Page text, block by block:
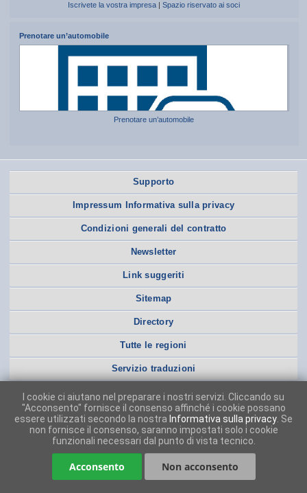
Iscrivete la vostra impresa |Spazio riservato ai soci
Prenotare un’automobile
Prenotare un’automobile
Supporto
Impressum Informativa sulla privacy
Condizioni generali del contratto
Newsletter
Link suggeriti
Sitemap
Directory
Tutte le regioni
Servizio traduzioni
I cookie ci aiutano nel preparare i nostri servizi. Cliccando su
"Acconsento" fornisce il consenso affinché i cookie possano
essere utilizzati secondo la nostra Informativa sulla privacy . Se
non fornisce il consenso, saranno impostati solo i cookie
funzionali necessari dal punto di vista tecnico.